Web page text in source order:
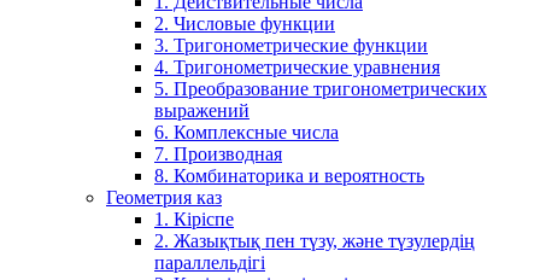
2. Числовые функции
3. Тригонометрические функции
4. Тригонометрические уравнения
5. Преобразование тригонометрических
выражений
6. Комплексные числа
7. Производная
8. Комбинаторика и вероятность
Геометрия каз
1. Кіріспе
2. Жазықтық пен түзу, және түзулердің
параллельдігі